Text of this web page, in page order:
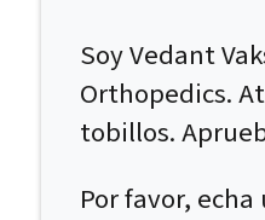
Soy Vedant
Orthopedics.
tobillos.
Por favor,